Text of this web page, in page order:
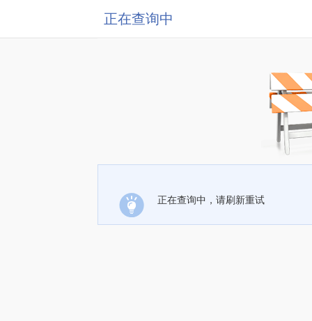
正在查询中
正在查询中，请刷新重试